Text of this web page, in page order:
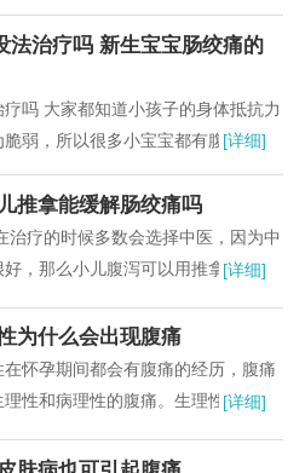
药，毕竟时间长...
法治疗吗 新生宝宝肠绞痛的
吗 大家都知道小孩子的身体抵抗力
弱，所以很多小宝宝都有腹泻的经
是家长了...
[详细]
推拿能缓解肠绞痛吗
治疗的时候多数会选择中医，因为中
，那么小儿腹泻可以用推拿来治疗
[详细]
为什么会出现腹痛
怀孕期间都会有腹痛的经历，腹痛
性和病理性的腹痛。生理性的腹痛
[详细]